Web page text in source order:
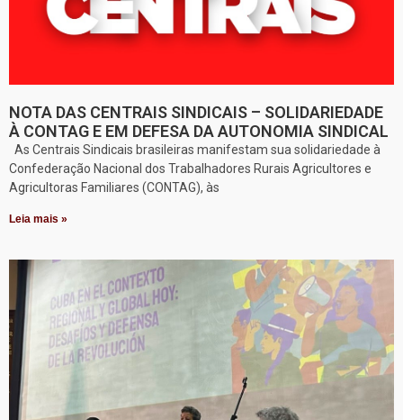
NOTA DAS CENTRAIS SINDICAIS – SOLIDARIEDADE
À CONTAG E EM DEFESA DA AUTONOMIA SINDICAL
As Centrais Sindicais brasileiras manifestam sua solidariedade à
Confederação Nacional dos Trabalhadores Rurais Agricultores e
Agricultoras Familiares (CONTAG), às
Leia mais »